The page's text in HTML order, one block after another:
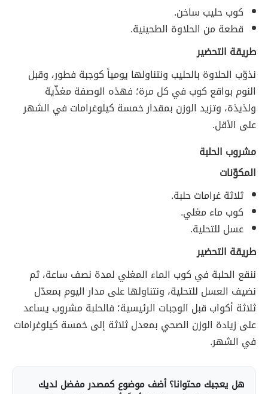
كوب حليب ساخن.
قطعة من الحلاوة الطحينية.
طريقة التحضير
نذوّب الحلاوة بالحليب ونتناولها يومياً كوجبة فطور، وقبل
النوم بواقع كوب في كل مرة؛ فهذه الوصفة مغذّية
ولذيذة، وتزيد الوزن بمقدار خمسة كيلوغرامات في الشهر
على الأقل.
مشروب الحلبة
المكوّنات
ثلاثة غرامات حلبة.
كوب ماء مغلي.
عسل للتحلية.
طريقة التحضير
ننقع الحلبة في كوب الماء المغلي لمدة نصف ساعة، ثم
نضيف العسل للتحلية، ونتناولها على مدار اليوم بمعدّل
ثلاثة أكواب قبل الوجبات الرئيسية؛ فالحلبة مشروب يساعد
على زيادة الوزن الصحي بمعدل ثلاثة إلى خمسة كيلوغرامات
في الشهر.
هل يعجبك محتوانا؟ أضف موضوع كمصدر مفضل لديك